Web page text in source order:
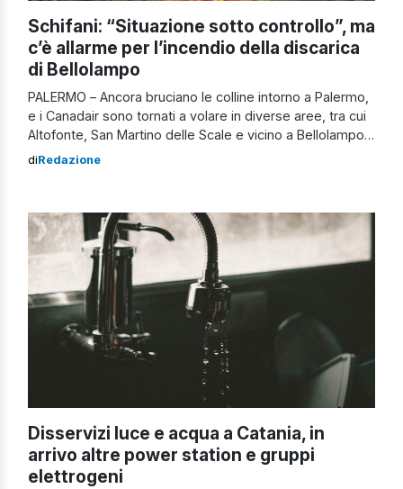
Schifani: “Situazione sotto controllo”, ma
c’è allarme per l’incendio della discarica
di Bellolampo
PALERMO – Ancora bruciano le colline intorno a Palermo,
e i Canadair sono tornati a volare in diverse aree, tra cui
Altofonte, San Martino delle Scale e vicino a Bellolampo
con l’incendio della discarica. Nonostante gli interventi da
diRedazione
Disservizi luce e acqua a Catania, in
arrivo altre power station e gruppi
elettrogeni